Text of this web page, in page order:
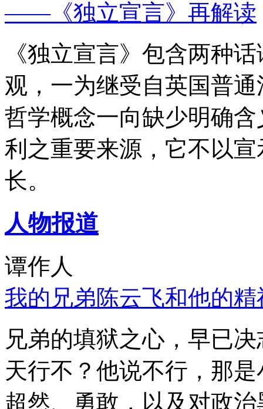
——《独立宣言》再解读
《独立宣言》包含两种
观，一为继受自英国普
哲学概念一向缺少明确
利之重要来源，它不以
长。
人物报道
谭作人
我的兄弟陈云飞和他的
兄弟的填狱之心，早已
天行不？他说不行，那
超然、勇敢，以及对政